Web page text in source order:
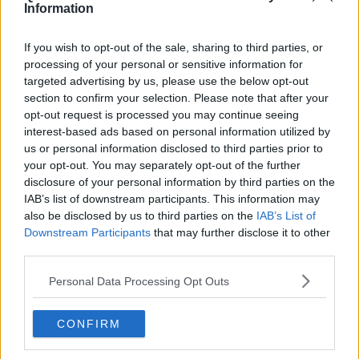
Information
If you wish to opt-out of the sale, sharing to third parties, or
processing of your personal or sensitive information for
targeted advertising by us, please use the below opt-out
section to confirm your selection. Please note that after your
opt-out request is processed you may continue seeing
interest-based ads based on personal information utilized by
us or personal information disclosed to third parties prior to
your opt-out. You may separately opt-out of the further
disclosure of your personal information by third parties on the
IAB’s list of downstream participants. This information may
also be disclosed by us to third parties on the IAB’s List of
Downstream Participants that may further disclose it to other
Personal Data Processing Opt Outs
CONFIRM
Cosmopoli inizia ad assumere la forma di città; si costruiscono
‘Biscotteria’ è istituita la sede del Commissario il cui primo incarico
è affidato a Francesco di Antonio Otto da Montauto.